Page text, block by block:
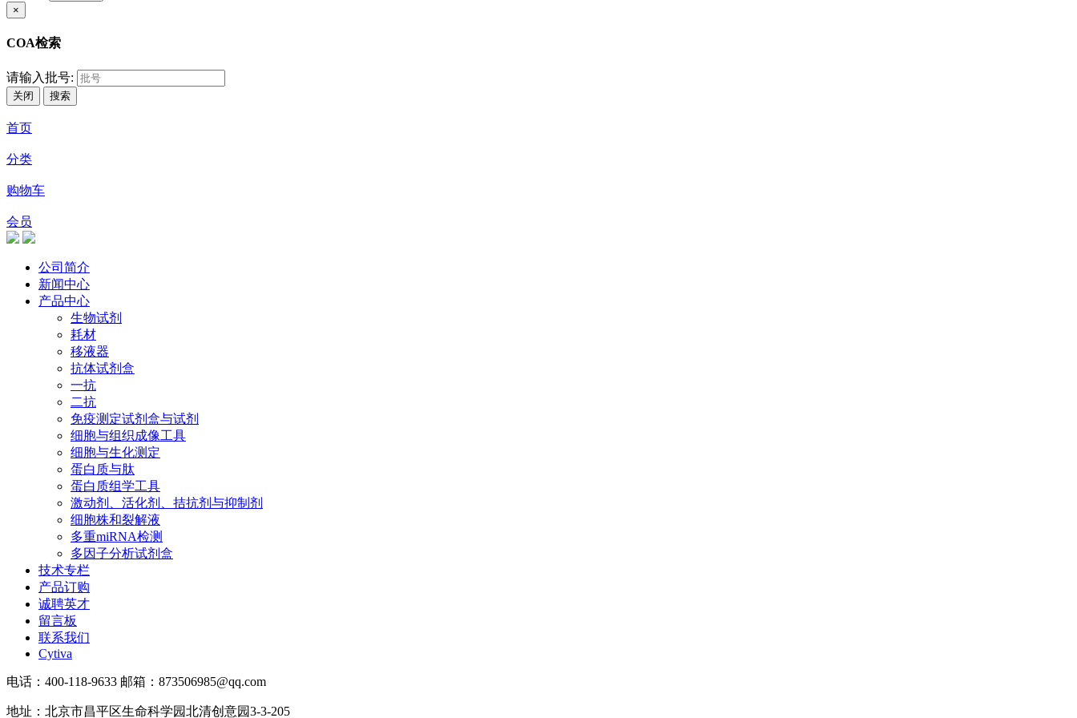
×
COA检索
请输入批号:
关闭 搜索
首页
分类
购物车
会员
公司简介
新闻中心
产品中心
生物试剂
耗材
移液器
抗体试剂盒
一抗
二抗
免疫测定试剂盒与试剂
细胞与组织成像工具
细胞与生化测定
蛋白质与肽
蛋白质组学工具
激动剂、活化剂、拮抗剂与抑制剂
细胞株和裂解液
多重miRNA检测
多因子分析试剂盒
技术专栏
产品订购
诚聘英才
留言板
联系我们
Cytiva
电话：400-118-9633 邮箱：873506985@qq.com
地址：北京市昌平区生命科学园北清创意园3-3-205